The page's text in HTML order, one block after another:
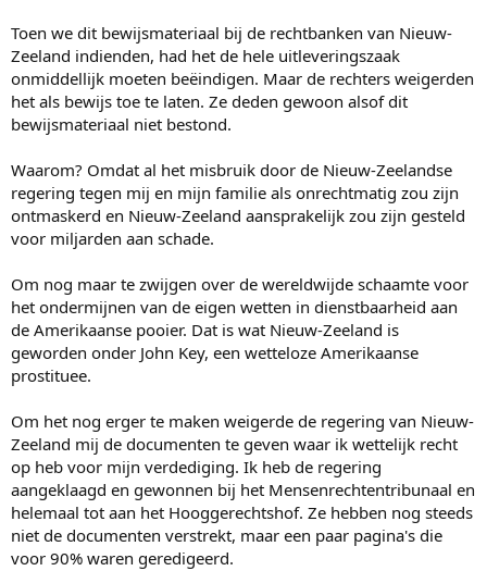
Toen we dit bewijsmateriaal bij de rechtbanken van Nieuw-
Zeeland indienden, had het de hele uitleveringszaak
onmiddellijk moeten beëindigen. Maar de rechters weigerden
het als bewijs toe te laten. Ze deden gewoon alsof dit
bewijsmateriaal niet bestond.
Waarom? Omdat al het misbruik door de Nieuw-Zeelandse
regering tegen mij en mijn familie als onrechtmatig zou zijn
ontmaskerd en Nieuw-Zeeland aansprakelijk zou zijn gesteld
voor miljarden aan schade.
Om nog maar te zwijgen over de wereldwijde schaamte voor
het ondermijnen van de eigen wetten in dienstbaarheid aan
de Amerikaanse pooier. Dat is wat Nieuw-Zeeland is
geworden onder John Key, een wetteloze Amerikaanse
prostituee.
Om het nog erger te maken weigerde de regering van Nieuw-
Zeeland mij de documenten te geven waar ik wettelijk recht
op heb voor mijn verdediging. Ik heb de regering
aangeklaagd en gewonnen bij het Mensenrechtentribunaal en
helemaal tot aan het Hooggerechtshof. Ze hebben nog steeds
niet de documenten verstrekt, maar een paar pagina's die
voor 90% waren geredigeerd.